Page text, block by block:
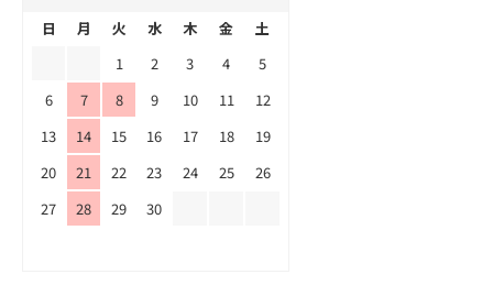
日
月 火 水 木 金
土
1
2 3 4
5
6
7 8 9 10 11
12
13
14 15 16 17 18
19
20
21 22 23 24 25
26
27
28 29 30